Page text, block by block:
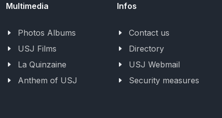
Multimedia
Photos Albums
USJ Films
La Quinzaine
Anthem of USJ
Infos
Contact us
Directory
USJ Webmail
Security measures